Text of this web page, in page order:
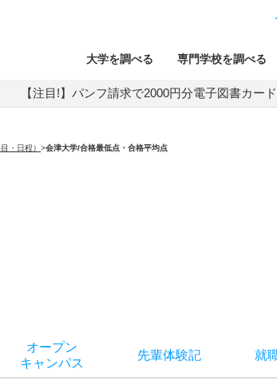
大学を調べる 専門学校を調べる
【注目!】パンフ請求で2000円分電子図書カー
・日程） >会津大学/合格最低点・合格平均点
オープン
キャンパス
先輩体験記 就